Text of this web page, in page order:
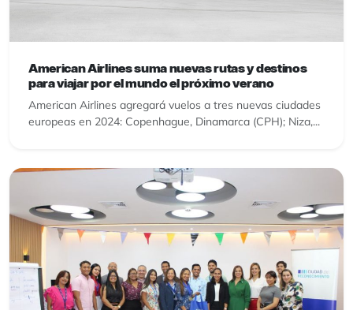
American Airlines suma nuevas rutas y destinos
para viajar por el mundo el próximo verano
American Airlines agregará vuelos a tres nuevas ciudades
europeas en 2024: Copenhague, Dinamarca (CPH); Niza,...